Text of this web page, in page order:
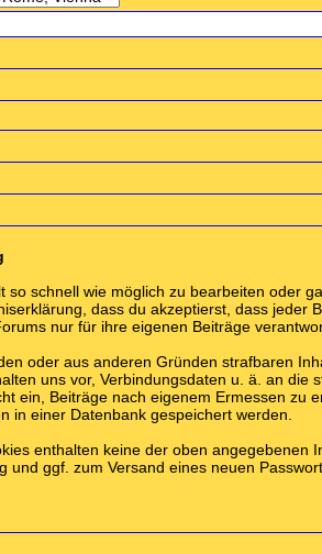
schnell wie möglich zu bearbeiten oder
dass du akzeptierst, dass jeder
nur für ihre eigenen Beiträge
oder aus anderen Gründen strafbaren
uns vor, Verbindungsdaten u. ä. an die
ein, Beiträge nach eigenem Ermessen zu
in einer Datenbank gespeichert werden.
enthalten keine der oben angegebenen
ggf. zum Versand eines neuen